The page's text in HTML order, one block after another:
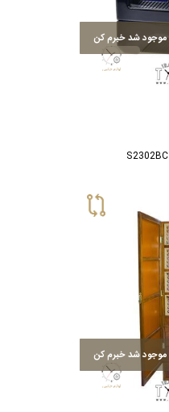
موجود شد خبرم کن
موجود شد خبرم کن